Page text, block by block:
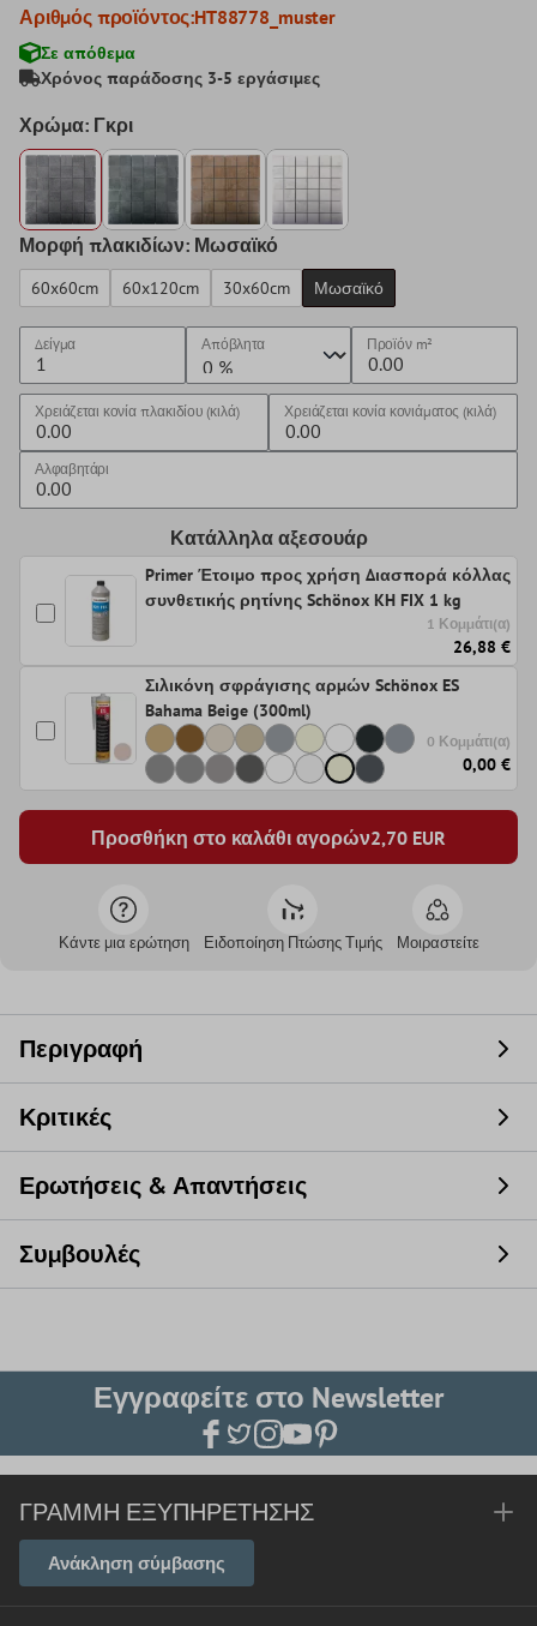
Αριθμός προϊόντος:HT88778_muster
Σε απόθεμα
Χρόνος παράδοσης 3-5 εργάσιμες
Χρώμα: Γκρι
Μορφή πλακιδίων: Μωσαϊκό
60x60cm 60x120cm 30x60cm Μωσαϊκό
Δείγμα Απόβλητα Προϊόνm²
Χρειάζεται κονία πλακιδίου (κιλά) Χρειάζεται κονία κονιάματος (κιλά)
Αλφαβητάρι
Κατάλληλα αξεσουάρ
Primer Έτοιμο προς χρήση Διασπορά κόλλας
συνθετικής ρητίνης Schönox KH FIX 1 kg
1 Κομμάτι(α)
26,88 €
Σιλικόνη σφράγισης αρμών Schönox ES
Bahama Beige (300ml)
0 Κομμάτι(α)
0,00 €
Προσθήκη στο καλάθι αγορών2,70 EUR
Κάντε μια ερώτηση Ειδοποίηση Πτώσης Τιμής Μοιραστείτε
Περιγραφή
Κριτικές
Ερωτήσεις & Απαντήσεις
Συμβουλές
Εγγραφείτε στο Newsletter
ΓΡΑΜΜΉ ΕΞΥΠΗΡΈΤΗΣΗΣ
Ανάκληση σύμβασης